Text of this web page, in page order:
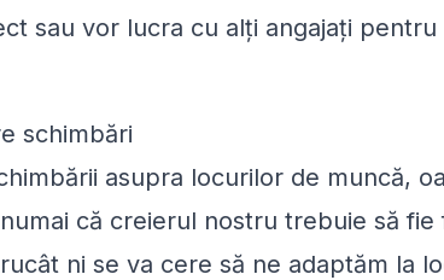
sau vor lucra cu alți angajați
schimbări
asupra locurilor de muncă,
că creierul nostru trebuie să
ni se va cere să ne adaptăm la